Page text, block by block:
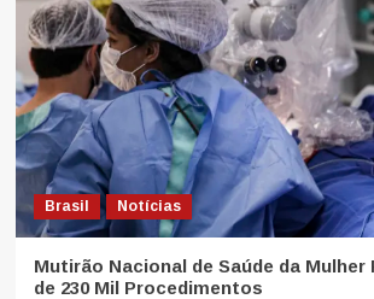
Brasil Notícias
Mutirão Nacional de Saúde da Mulher
de 230 Mil Procedimentos